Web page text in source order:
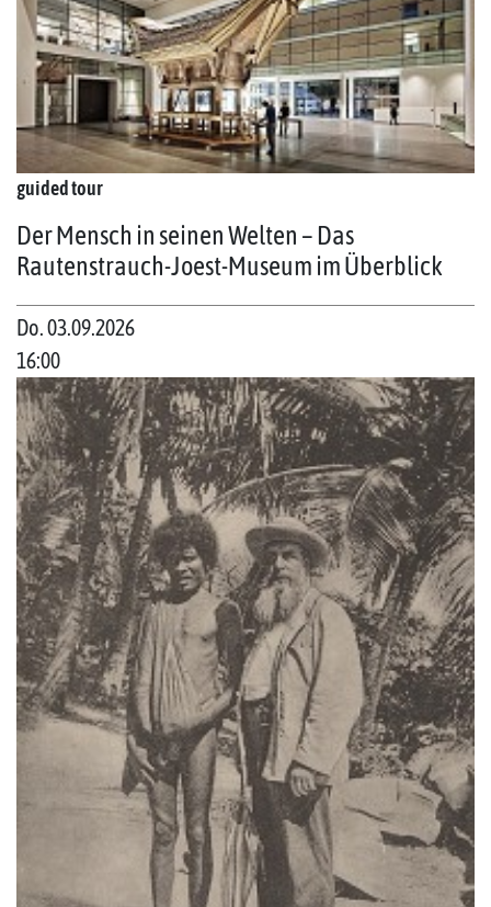
guided tour
Der Mensch in seinen Welten – Das
Rautenstrauch-Joest-Museum im Überblick
Do. 03.09.2026
16:00